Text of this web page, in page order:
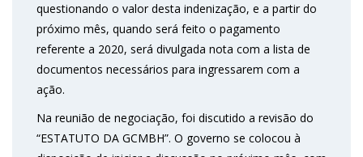
questionando o valor desta indenização, e a partir do
próximo mês, quando será feito o pagamento
referente a 2020, será divulgada nota com a lista de
documentos necessários para ingressarem com a
ação.
Na reunião de negociação, foi discutido a revisão do
“ESTATUTO DA GCMBH”. O governo se colocou à